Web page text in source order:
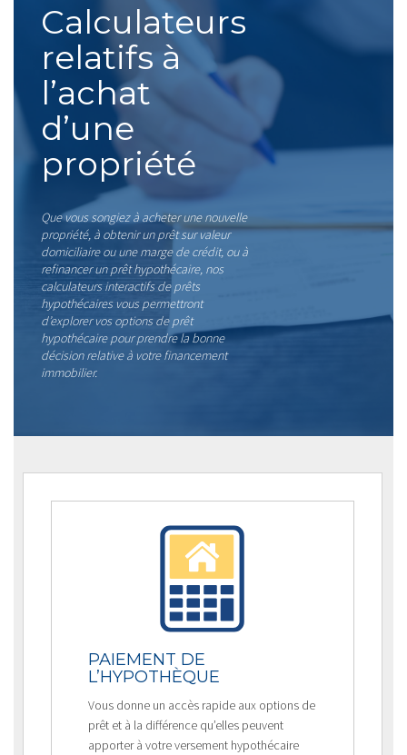
Calculateurs
relatifs à
l’achat
d’une
propriété
Que vous songiez à acheter une nouvelle
propriété, à obtenir un prêt sur valeur
domiciliaire ou une marge de crédit, ou à
refinancer un prêt hypothécaire, nos
calculateurs interactifs de prêts
hypothécaires vous permettront
d’explorer vos options de prêt
hypothécaire pour prendre la bonne
décision relative à votre financement
immobilier.
PAIEMENT DE
L’HYPOTHÈQUE
Vous donne un accès rapide aux options de
prêt et à la différence qu’elles peuvent
apporter à votre versement hypothécaire